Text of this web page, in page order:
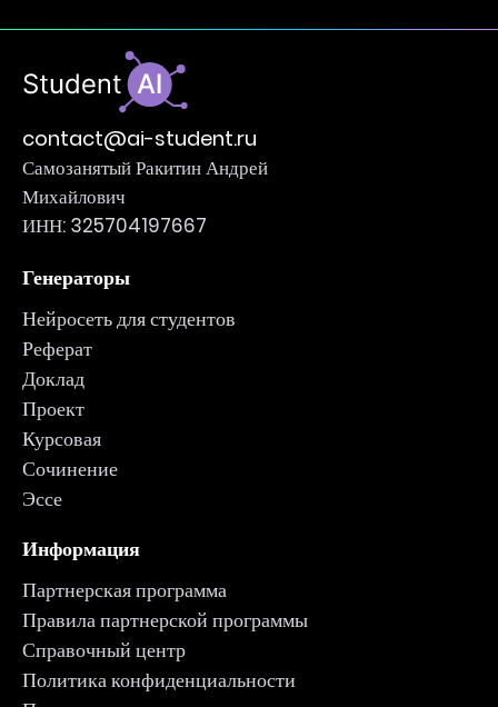
contact@ai-student.ru
Самозанятый Ракитин Андрей
Михайлович
ИНН: 325704197667
Генераторы
Нейросеть для студентов
Реферат
Доклад
Проект
Курсовая
Сочинение
Эссе
Информация
Партнерская программа
Правила партнерской программы
Справочный центр
Политика конфиденциальности